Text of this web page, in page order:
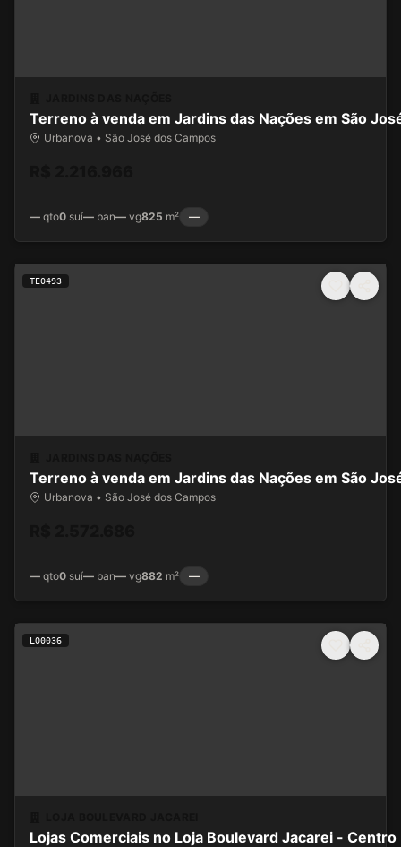
Terreno à venda em Jardins das Nações em São
Urbanova • São José dos Campos
— qto0 suí— ban— vg825 m² —
TE0493
Terreno à venda em Jardins das Nações em São
Urbanova • São José dos Campos
— qto0 suí— ban— vg882 m² —
LO0036
Lojas Comerciais no Loja Boulevard Jacarei - Centro